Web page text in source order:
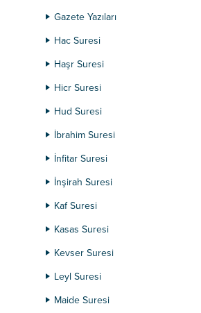
Gazete Yazıları
Hac Suresi
Haşr Suresi
Hicr Suresi
Hud Suresi
İbrahim Suresi
İnfitar Suresi
İnşirah Suresi
Kaf Suresi
Kasas Suresi
Kevser Suresi
Leyl Suresi
Maide Suresi